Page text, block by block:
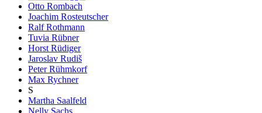
Otto Rombach
Joachim Rosteutscher
Ralf Rothmann
Tuvia Rübner
Horst Rüdiger
Jaroslav Rudiš
Peter Rühmkorf
Max Rychner
S
Martha Saalfeld
Nelly Sachs